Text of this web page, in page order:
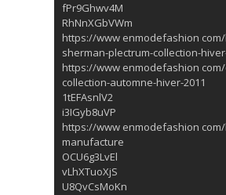
fPr9Ghwv4M
RhNnXGbVWm
https://www enmodefashion
sherman-plectrum-collection-
https://www enmodefashion
collection-automne-hiver-2011
1tEFAsnlV2
i3IGyb8uVP
https://www enmodefashion
manufacture
OCU6g3LvEl
vLhXTuoXjS
U8QvCsMoKn